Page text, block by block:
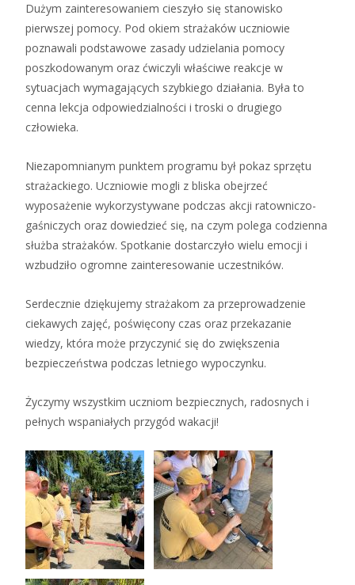
Dużym zainteresowaniem cieszyło się stanowisko
pierwszej pomocy. Pod okiem strażaków uczniowie
poznawali podstawowe zasady udzielania pomocy
poszkodowanym oraz ćwiczyli właściwe reakcje w
sytuacjach wymagających szybkiego działania. Była to
cenna lekcja odpowiedzialności i troski o drugiego
człowieka.
Niezapomnianym punktem programu był pokaz sprzętu
strażackiego. Uczniowie mogli z bliska obejrzeć
wyposażenie wykorzystywane podczas akcji ratowniczo-
gaśniczych oraz dowiedzieć się, na czym polega codzienna
służba strażaków. Spotkanie dostarczyło wielu emocji i
wzbudziło ogromne zainteresowanie uczestników.
Serdecznie dziękujemy strażakom za przeprowadzenie
ciekawych zajęć, poświęcony czas oraz przekazanie
wiedzy, która może przyczynić się do zwiększenia
bezpieczeństwa podczas letniego wypoczynku.
Życzymy wszystkim uczniom bezpiecznych, radosnych i
pełnych wspaniałych przygód wakacji!